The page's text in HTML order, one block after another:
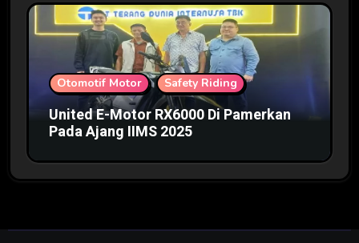
Otomotif Motor Safety Riding
United E-Motor RX6000 Di Pamerkan
Pada Ajang IIMS 2025